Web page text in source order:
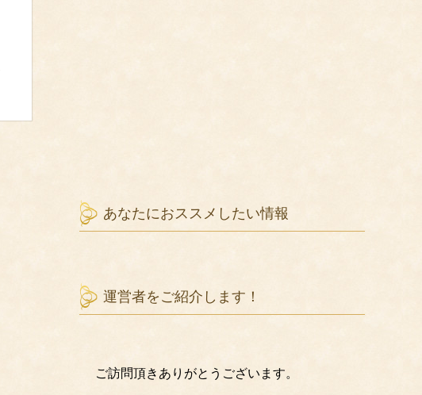
あなたにおススメしたい情報
運営者をご紹介します！
ご訪問頂きありがとうございます。